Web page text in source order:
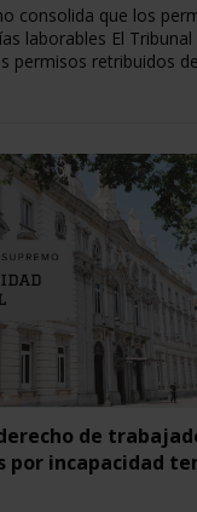
consolida que los
laborables El
permisos retribuidos
de
por incapacidad